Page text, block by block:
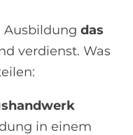
Ausbildung das
verdienst. Was
in einem